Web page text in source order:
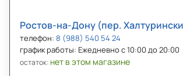
Ростов-на-Дону (пер.
телефон: 8 (988) 540 54 24
график работы: Ежедневно с 10:00 до 20:00
остаток: нет в этом магазине